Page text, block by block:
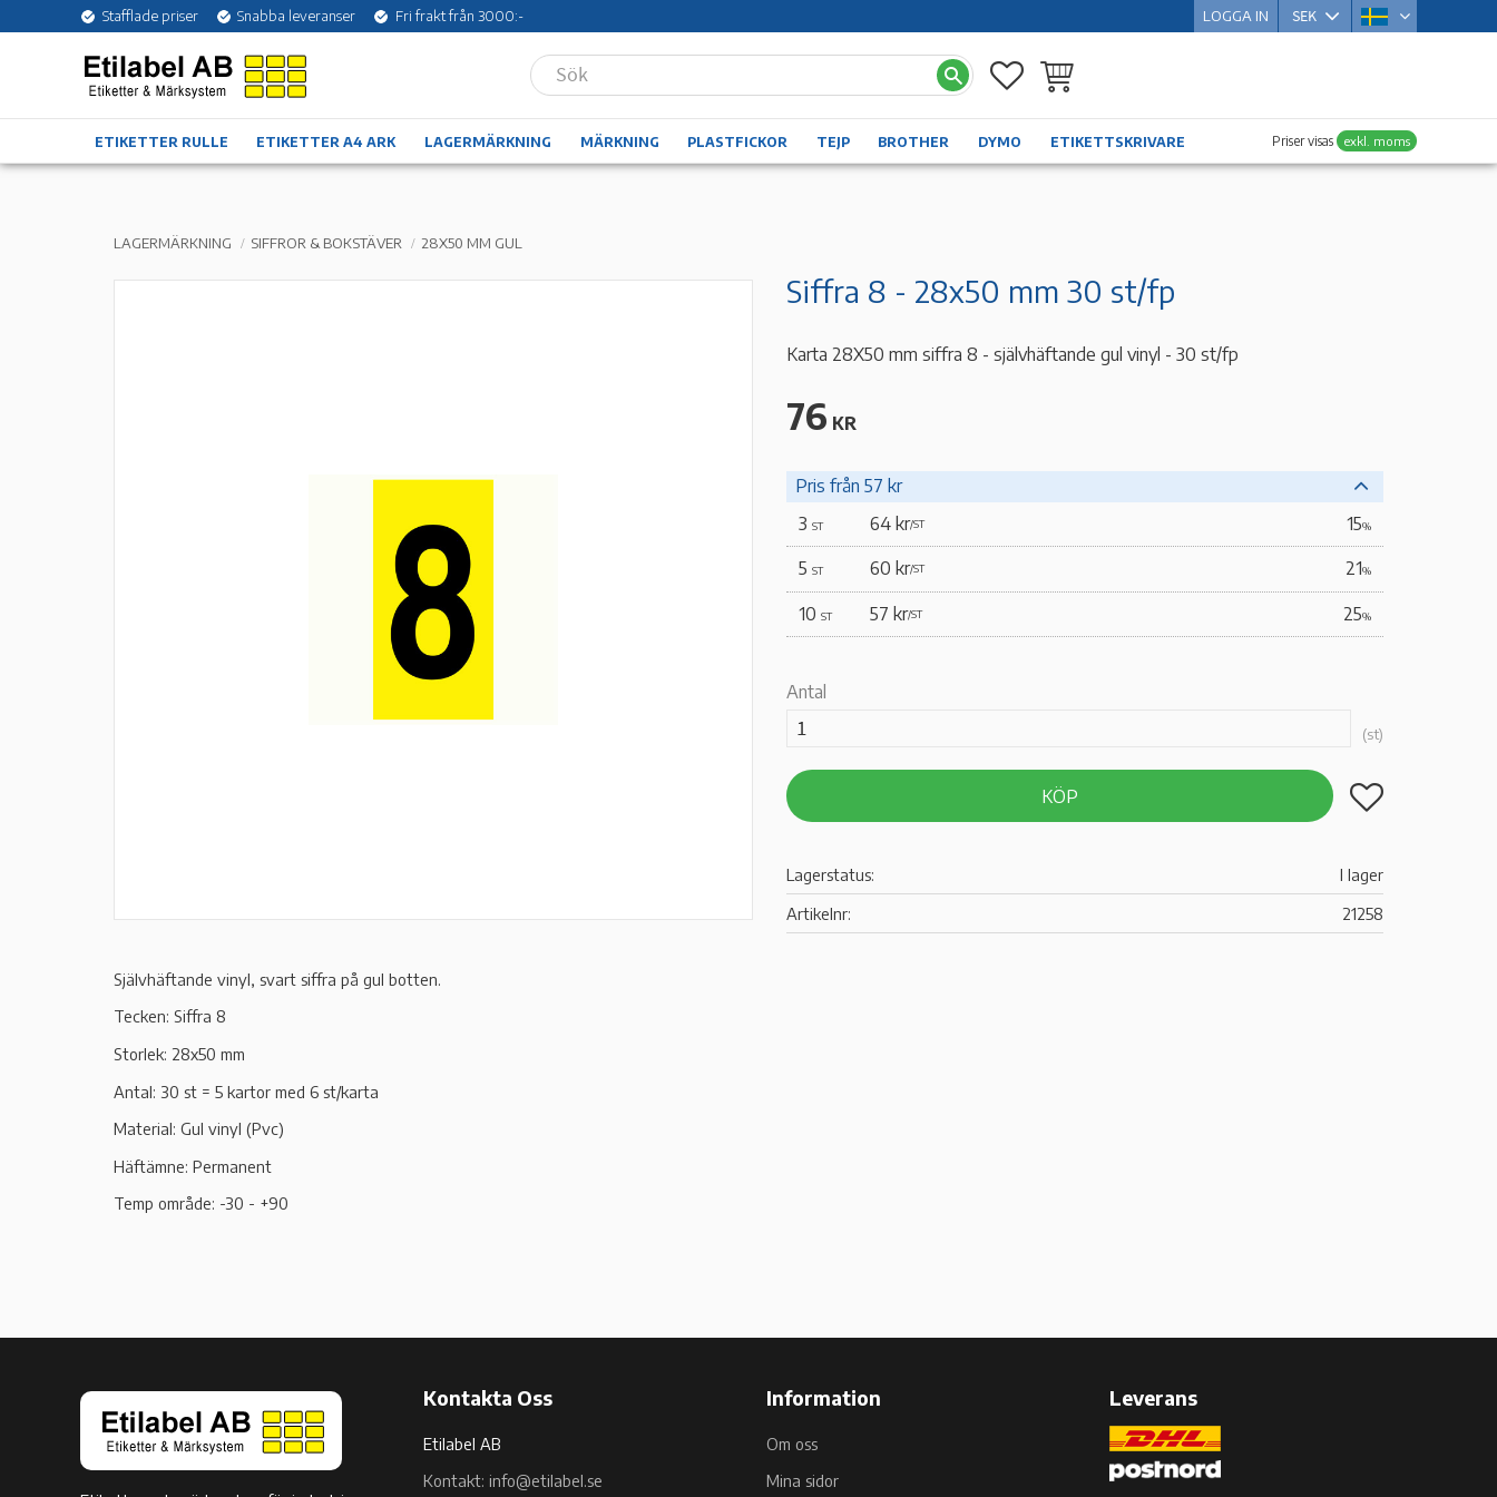
Stafflade priser Snabba leveranser Fri frakt från 3000:- LOGGA IN
Favoriter
Kundvagn
ETIKETTER RULLE ETIKETTER A4 ARK LAGERMÄRKNING MÄRKNING PLASTFICKOR TEJP BROTHER DYMO ETIKETTSKRIVARE Priser visas exkl. moms
LAGERMÄRKNING SIFFROR & BOKSTÄVER 28X50 MM GUL
Siffra 8 - 28x50 mm 30 st/fp
Karta 28X50 mm siffra 8 - självhäftande gul vinyl - 30 st/fp
76 KR
Pris från 57 kr
3 ST 64 kr/ST 15%
5 ST 60 kr/ST 21%
10 ST 57 kr/ST 25%
Antal
st
KÖP Lägg till i favoriter
Lagerstatus
I lager
Artikelnr
21258
Självhäftande vinyl, svart siffra på gul botten.
Tecken: Siffra 8
Storlek: 28x50 mm
Antal: 30 st = 5 kartor med 6 st/karta
Material: Gul vinyl (Pvc)
Häftämne: Permanent
Temp område: -30 - +90
Kontakta Oss
Etilabel AB
Kontakt: info@etilabel.se
Information
Om oss
Mina sidor
Leverans